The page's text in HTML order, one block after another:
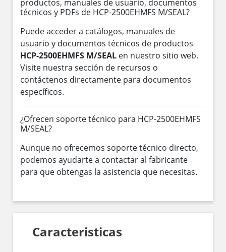
productos, manuales de usuario, documentos
técnicos y PDFs de HCP-2500EHMFS M/SEAL?
Puede acceder a catálogos, manuales de
usuario y documentos técnicos de productos
HCP-2500EHMFS M/SEAL en nuestro sitio web.
Visite nuestra sección de recursos o
contáctenos directamente para documentos
específicos.
¿Ofrecen soporte técnico para HCP-2500EHMFS
M/SEAL?
Aunque no ofrecemos soporte técnico directo,
podemos ayudarte a contactar al fabricante
para que obtengas la asistencia que necesitas.
Caracteristicas